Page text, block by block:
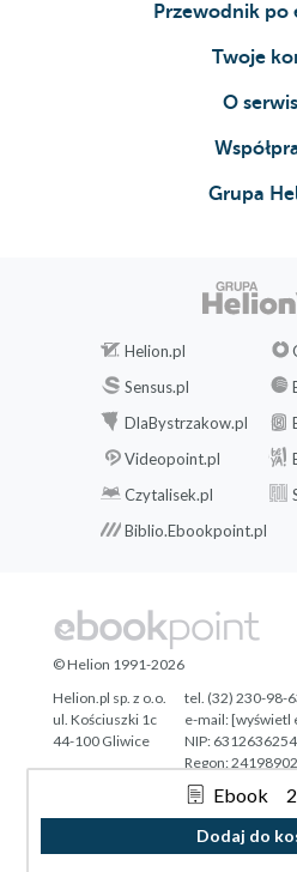
Ebook
Dodaj do
Przewodnik po
Twoje
O
Grupa
Helion.pl
Sensus.pl
DlaBystrzakow.pl
Videopoint.pl
Czytalisek.pl
Biblio.Ebookpoint.pl
Tonik.pl
© Helion 1991-2026
Helion.pl sp. z o.o.
ul. Kościuszki 1c
44-100 Gliwice
tel. (32) 230-98-
e-mail:[wyświetl
NIP: 6312636254
Regon: